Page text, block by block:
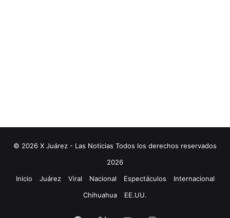
© 2026 X Juárez - Las Noticias Todos los derechos reservados
2026
Inicio
Juárez Viral Nacional Espectáculos
Internacional
Chihuahua
EE.UU.